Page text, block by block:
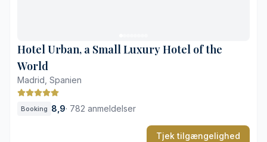
Hotel Urban, a Small Luxury Hotel of the
World
Madrid, Spanien
Booking 8,9· 782 anmeldelser
Tjek tilgængelighed